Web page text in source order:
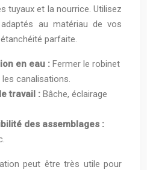
tuyaux et la nourrice. Utilisez
au matériau de vos
parfaite.
en eau : Fermer le robinet
canalisations.
travail : Bâche, éclairage
des assemblages :
peut être très utile pour